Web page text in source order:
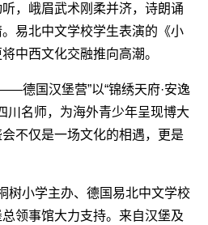
听，峨眉武术刚柔并济，诗朗诵
。易北中文学校学生表演的《小
中西文化交融推向高潮。
德国汉堡营”以“锦绣天府·安逸
川名师，为海外青少年呈现博大
不仅是一场文化的相遇，更是
小学主办、德国易北中文学校
领事馆大力支持。来自汉堡及